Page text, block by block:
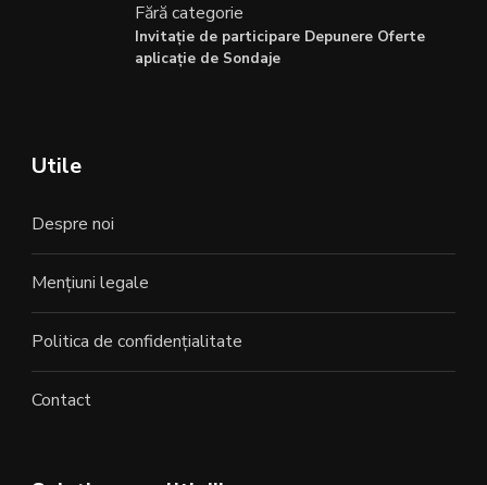
Fără categorie
Invitație de participare Depunere Oferte
aplicație de Sondaje
Utile
Despre noi
Mențiuni legale
Politica de confidențialitate
Contact